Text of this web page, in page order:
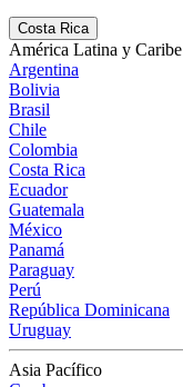
Costa Rica
América Latina y Caribe
Argentina
Bolivia
Brasil
Chile
Colombia
Costa Rica
Ecuador
Guatemala
México
Panamá
Paraguay
Perú
República Dominicana
Uruguay
Asia Pacífico